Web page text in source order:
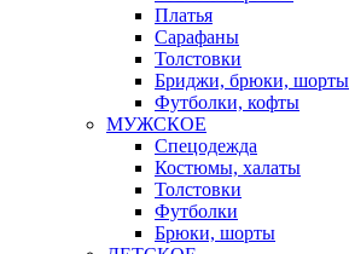
Платья
Сарафаны
Толстовки
Бриджи, брюки, шорты
Футболки, кофты
МУЖСКОЕ
Спецодежда
Костюмы, халаты
Толстовки
Футболки
Брюки, шорты